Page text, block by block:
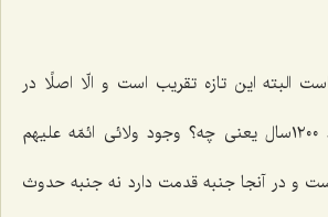
البته این تازه تقریب است و الّا اصلًا در
آنجا زمان معنی ندارد ١٢٠٠سال یعنی چه؟ وجود ولائی ائمّه علیهم
و در آنجا جنبه قدمت دارد نه جنبه حدوث